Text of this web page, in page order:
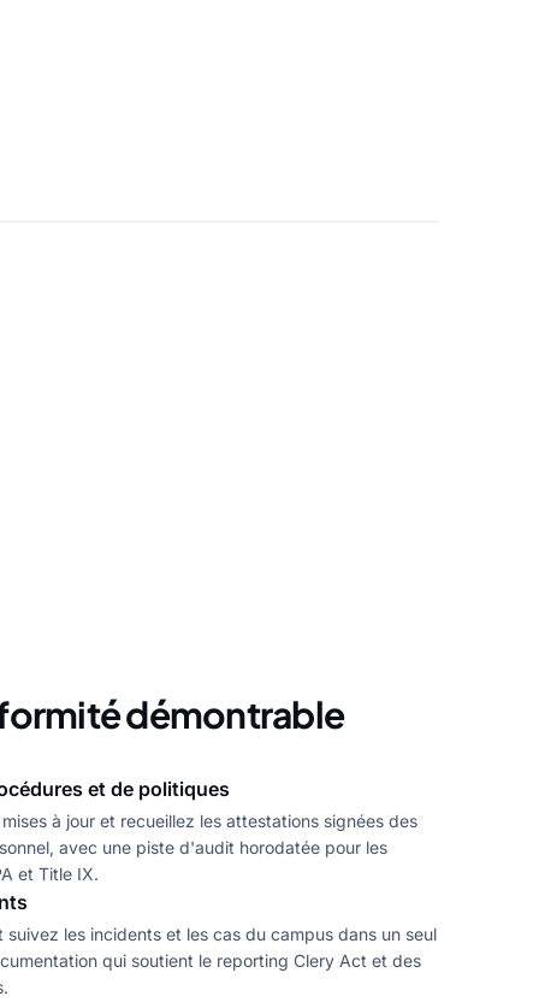
démontrable
et de politiques
à jour et recueillez les attestations signées des
avec une piste d'audit horodatée pour les
et Title IX.
suivez les incidents et les cas du campus dans un seul
qui soutient le reporting Clery Act et des